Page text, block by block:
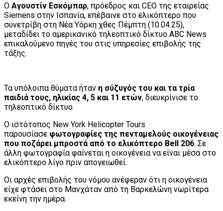
Ο Αγουστίν Εσκόμπαρ, πρόεδρος και CEO της εταιρείας
Siemens στην Ισπανία, επέβαινε στο ελικόπτερο που
συνετρίβη στη Νέα Υόρκη χθες Πέμπτη (10.04.25),
μεταδίδει το αμερικανικό τηλεοπτικό δίκτυο ABC News
επικαλούμενο πηγές του στις υπηρεσίες επιβολής της
τάξης.
Τα υπόλοιπα θύματα ήταν η σύζυγός του και τα τρία
παιδιά τους, ηλικίας 4, 5 και 11 ετών, διευκρίνισε το
τηλεοπτικό δίκτυο.
Ο ιστότοπος New York Helicopter Tours
παρουσίασε φωτογραφίες της πενταμελούς οικογένειας
που ποζάρει μπροστά από το ελικόπτερο Bell 206. Σε
άλλη φωτογραφία φαίνεται η οικογένεια να είναι μέσα στο
ελικόπτερο λίγο πριν απογειωθεί.
Οι αρχές επιβολής του νόμου ανέφεραν ότι η οικογένεια
είχε φτάσει στο Μανχάταν από τη Βαρκελώνη νωρίτερα
εκείνη την ημέρα.